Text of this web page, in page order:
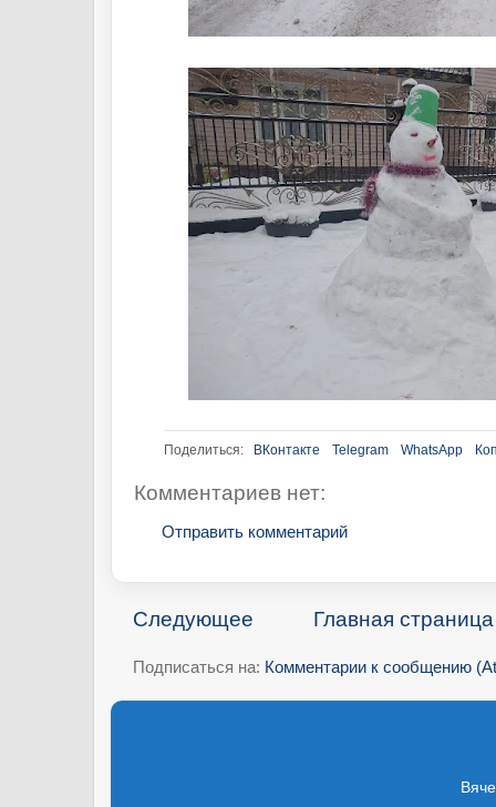
Поделиться: ВКонтакте Telegram WhatsApp
Комментариев нет:
Отправить комментарий
Следующее Главная страница
Подписаться на: Комментарии к сообщению